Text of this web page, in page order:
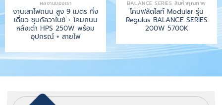
ผลงานของเรา
งานเสาไฟถนน สูง 9 เมตร กิ่ง
เดี่ยว ชุบกัลวาไนซ์ + โคมถนน
หลังเต่า HPS 250W พร้อม
อุปกรณ์ + สายไฟ
BALANCE SERIES สินค้าคุณภาพ
โคมฟลัดไลท์ Modular รุ่น
Regulus BALANCE SERIES
200W 5700K